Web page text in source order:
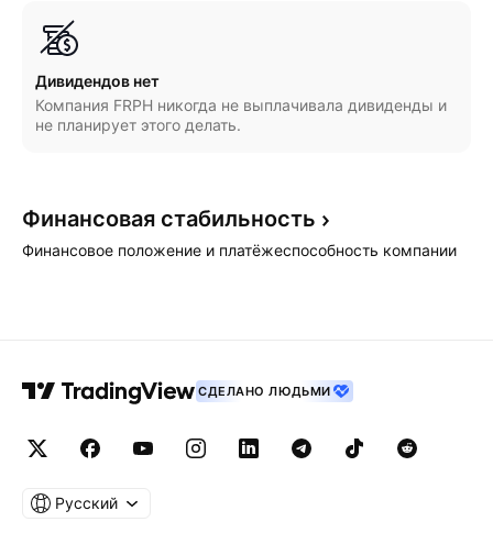
Дивидендов нет
Компания FRPH никогда не выплачивала дивиденды и
не планирует этого делать.
Финансовая стабильность
Финансовое положение и платёжеспособность компании
СДЕЛАНО ЛЮДЬМИ
Русский